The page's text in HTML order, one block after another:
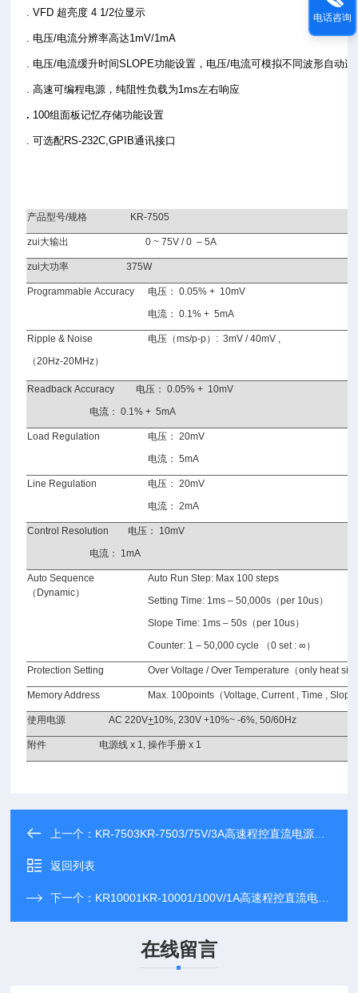
. VFD 超亮度4 1/2位显示
. 电压/电流分辨率高达1mV/1mA
. 电压/电流缓升时间SLOPE功能设置，电压/电流可模拟不同波形自动连
. 高速可编程电源，纯阻性负载为1ms左右响应
. 100组面板记忆存储功能设置
. 可选配RS-232C,GPIB通讯接口
产品型号/规格 KR-7505
zui大输出 0 ~ 75V / 0 – 5A
zui大功率 375W
Programmable Accuracy 电压： 0.05% + 10mV
电流： 0.1% + 5mA
Ripple & Noise
（20Hz-20MHz）
电压（ms/p-p） : 3mV / 40mV ,
Readback Accuracy 电压： 0.05% + 10mV
电流： 0.1% + 5mA
Load Regulation 电压： 20mV
电流： 5mA
Line Regulation 电压： 20mV
电流： 2mA
Control Resolution 电压： 10mV
电流： 1mA
Auto Sequence
（Dynamic）
Auto Run Step: Max 100 steps
Setting Time: 1ms – 50,000s（per 10us）
Slope Time: 1ms – 50s（per 10us）
Counter: 1 – 50,000 cycle （0 set :∞ ）
Protection Setting Over Voltage / Over Temperature（only heat
Memory Address Max. 100points（Voltage, Current , Time , Slope
使用电源 AC 220V+10%, 230V +10%~ -6%, 50/60Hz
附件 电源线 x 1,操作手册 x 1
上一个： KR-7503KR-7503/75V/3A高速程控直流电源│kr7503
返回列表
下一个： KR10001KR-10001/100V/1A高速程控直流电源kr10001
在线留言
电话咨询